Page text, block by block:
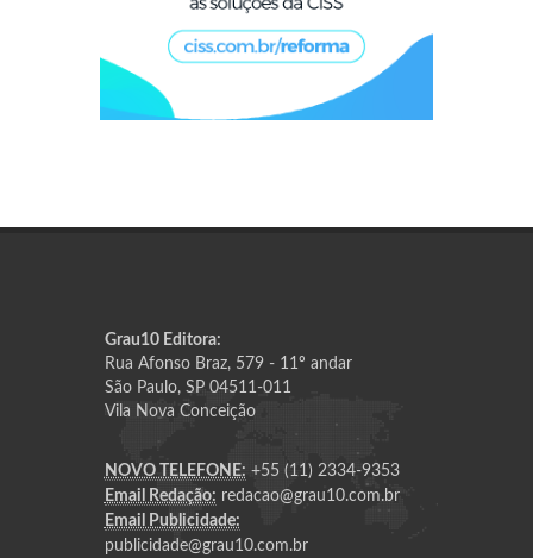
Grau10 Editora:
Rua Afonso Braz, 579 - 11º andar
São Paulo, SP 04511-011
Vila Nova Conceição
NOVO TELEFONE: +55 (11) 2334-9353
Email Redação: redacao@grau10.com.br
Email Publicidade:
publicidade@grau10.com.br